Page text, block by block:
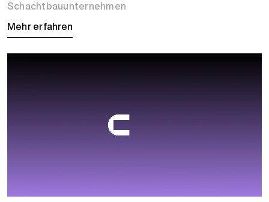
Schachtbauunternehmen
Mehr erfahren